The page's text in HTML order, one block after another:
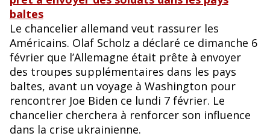
baltes
Le chancelier allemand veut rassurer les
Américains. Olaf Scholz a déclaré ce dimanche 6
février que l’Allemagne était prête à envoyer
des troupes supplémentaires dans les pays
baltes, avant un voyage à Washington pour
rencontrer Joe Biden ce lundi 7 février. Le
chancelier cherchera à renforcer son influence
dans la crise ukrainienne.